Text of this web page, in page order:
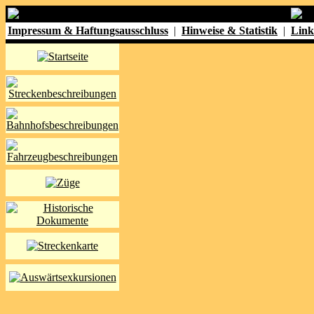
Impressum & Haftungsausschluss | Hinweise & Statistik |